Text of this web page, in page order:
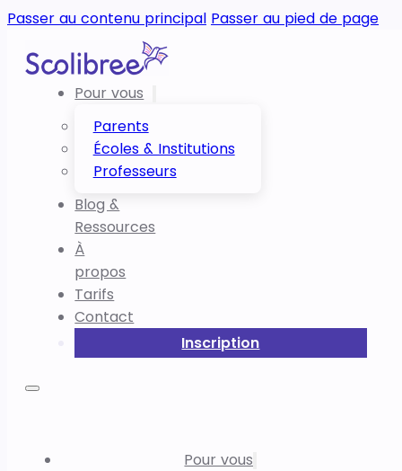
Passer au contenu principal Passer au pied de page
Pour vous
Parents
Écoles & Institutions
Professeurs
Blog &
Ressources
À
propos
Tarifs
Contact
Inscription
Pour vous